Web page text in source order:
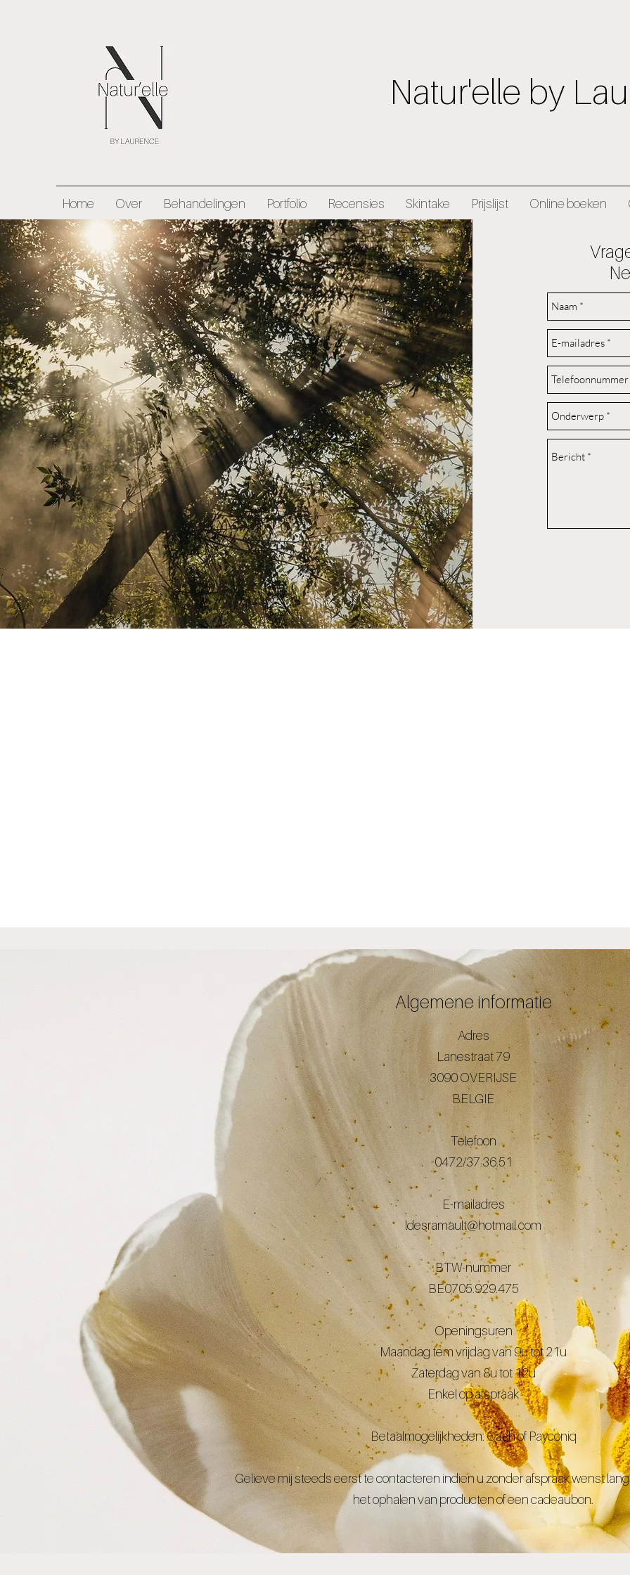
Natur'elle by
Home Over Behandelingen Portfolio Recensies Skintake Prijslijst Online boeken
Algemene informatie
Adres
Lanestraat 79
3090 OVERIJSE
BELGIË
Telefoon
0472/37.36.51
E-mailadres
ldesramault@hotmail.com
BTW-nummer
BE0705.929.475
Openingsuren
Maandag tem vrijdag van 9u tot 21u
Zaterdag van 8u tot 12u
Enkel op afspraak
Betaalmogelijkheden: Cash of Payconiq
Gelieve mij steeds eerst te contacteren indien u zonder afspraak wenst
het ophalen van producten of een cadeaubon.